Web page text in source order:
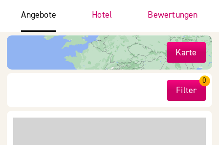
Angebote Hotel Bewertungen
Karte
Filter
0